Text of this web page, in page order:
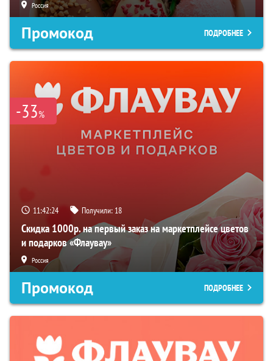
Россия
Промокод ПОДРОБНЕЕ
-33%
11:42:23 Получили: 18
Скидка 1000р. на первый заказ на маркетплейсе цветов
и подарков «Флаувау»
Россия
Промокод ПОДРОБНЕЕ